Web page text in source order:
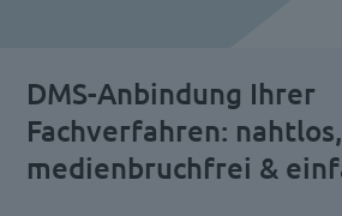
DMS-Anbindung Ihrer
Fachverfahren: nahtlos,
medienbruchfrei &